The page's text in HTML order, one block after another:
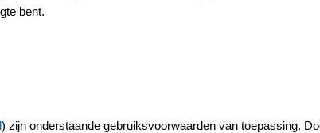
bent.
) zijn onderstaande gebruiksvoorwaarden van toepassing.